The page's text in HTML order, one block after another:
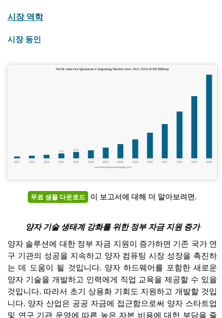
시장 역학
시장 동인
무료 샘플 다운로드 이 보고서에 대해 더 알아보려면.
양자 기술 생태계 강화를 위한 정부 자금 지원 증가
양자 솔루션에 대한 정부 자금 지원이 증가하면 기존 국가 연
구 기관의 성공을 지속하고 양자 컴퓨팅 시장 성장을 촉진하
는 데 도움이 될 것입니다. 양자 하드웨어를 포함한 새로운
양자 기술을 개발하고 인력에게 직업 교육을 제공할 수 있을
것입니다. 따라서 초기 상용화 기회도 지원하고 개발할 것입
니다. 양자 산업은 공공 자금에 접근함으로써 양자 스타트업
및 연구 기관 운영에 따른 높은 자본 비용에 대한 부담을 줄